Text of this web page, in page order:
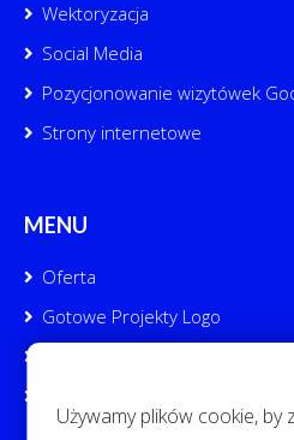
Wektoryzacja
Social Media
Pozycjonowanie wizytówek
Strony internetowe
MENU
Oferta
Gotowe Projekty Logo
Używamy plików cookie, by